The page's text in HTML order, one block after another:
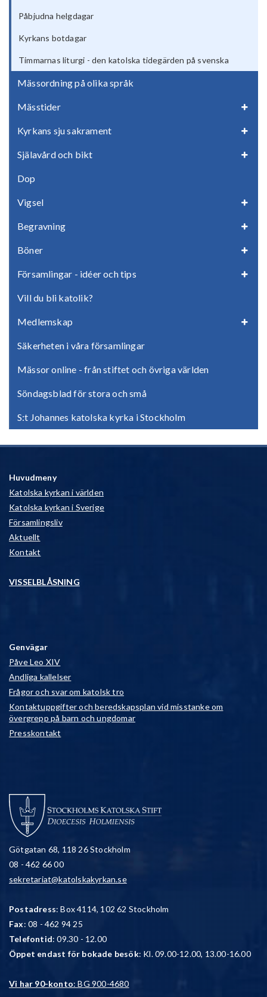
Påbjudna helgdagar
Kyrkans botdagar
Timmarnas liturgi - den katolska tidegärden på svenska
Mässordning på olika språk
Mässtider
Kyrkans sju sakrament
Själavård och bikt
Dop
Vigsel
Begravning
Böner
Församlingar - idéer och tips
Vill du bli katolik?
Medlemskap
Säkerheten i våra församlingar
Mässor online - från stiftet och övriga världen
Söndagsblad för stora och små
S:t Johannes katolska kyrka i Stockholm
Huvudmeny
Katolska kyrkan i världen
Katolska kyrkan i Sverige
Församlingsliv
Aktuellt
Kontakt
VISSELBLÅSNING
Genvägar
Påve Leo XIV
Andliga kallelser
Frågor och svar om katolsk tro
Kontaktuppgifter och beredskapsplan vid misstanke om
övergrepp på barn och ungdomar
Presskontakt
Götgatan 68, 118 26 Stockholm
08 - 462 66 00
sekretariat@katolskakyrkan.se
Postadress: Box 4114, 102 62 Stockholm
Fax: 08 - 462 94 25
Telefontid: 09.30 - 12.00
Öppet endast för bokade besök: Kl. 09.00-12.00, 13.00-16.00
Vi har 90-konto: BG 900-4680